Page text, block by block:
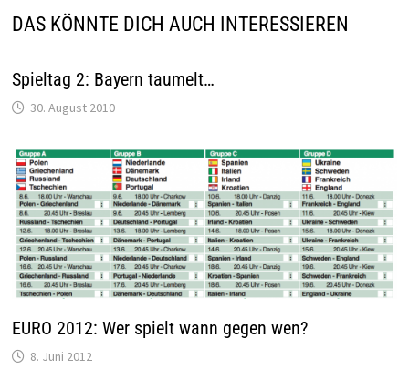
DAS KÖNNTE DICH AUCH INTERESSIEREN
Spieltag 2: Bayern taumelt…
30. August 2010
EURO 2012: Wer spielt wann gegen wen?
8. Juni 2012